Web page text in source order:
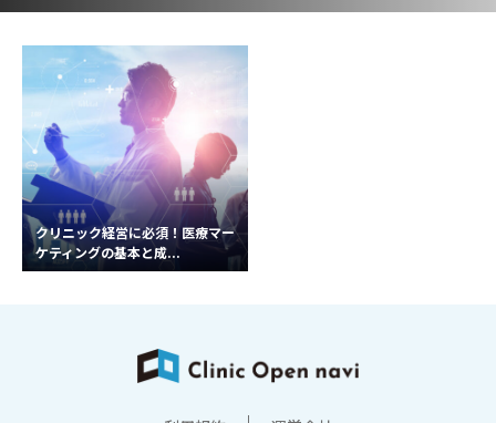
クリニック経営に必須！医療マー
ケティングの基本と成...